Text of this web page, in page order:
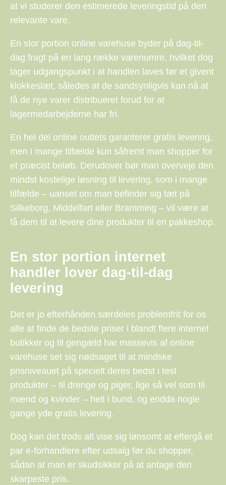
at vi studerer den estimerede leveringstid på den
relevante vare.
En stor portion online varehuse byder på dag-til-
dag fragt på en lang række varenumre, hvilket dog
tager udgangspunkt i at handlen laves før et givent
klokkeslæt, således at de sandsynligvis kan nå at
få de nye varer distribueret forud for at
lagermedarbejderne har fri.
En hel del online outlets garanterer gratis levering,
men i mange tilfælde kun såfremt man shopper for
et præcist beløb. Derudover bør man overveje den
mindst kostelige løsning til levering, som i mange
tilfælde – uanset om man befinder sig tæt på
Silkeborg, Middelfart eller Bramming – vil være at
få dem til at levere dine produkter til en pakkeshop.
En stor portion internet
handler lover dag-til-dag
levering
Det er jo efterhånden særdeles problemfrit for os
alle at finde de bedste priser i blandt flere internet
butikker og til gengæld har massevis af online
varehuse set sig nødsaget til at mindske
prisniveauet på specielt deres bedst i test
produkter – til drenge og piger, lige så vel som til
mænd og kvinder – helt i bund, og endda nogle
gange yde gratis levering.
Dog kan det trods alt vise sig lønsomt at eftergå et
par e-forhandlere efter udsalg før du shopper,
sådan at man er skudsikker på at antage den
skarpeste pris.